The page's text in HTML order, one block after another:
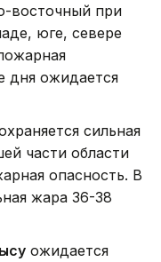
восточный при
юге, севере
дня ожидается
сильная
части области
опасность. В
жара 36-38
ожидается